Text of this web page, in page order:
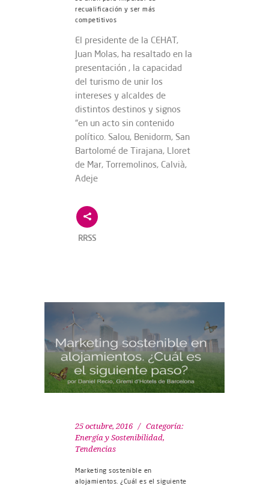
recualificación y ser más
competitivos
El presidente de la CEHAT,
Juan Molas, ha resaltado en la
presentación , la capacidad
del turismo de unir los
intereses y alcaldes de
distintos destinos y signos
“en un acto sin contenido
político. Salou, Benidorm, San
Bartolomé de Tirajana, Lloret
de Mar, Torremolinos, Calvià,
Adeje
RRSS
25 octubre, 2016
Categoría:
Energía y Sostenibilidad,
Tendencias
Marketing sostenible en
alojamientos. ¿Cuál es el siguiente